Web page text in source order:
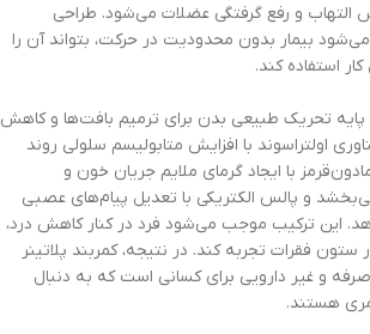
و رفع گرفتگی عضلات می‌شود. طراحی
بیمار بدون محدودیت در حرکت، بتواند آن را
استفاده کند.
پایه تحریک طبیعی بدن برای ترمیم بافت‌ها و کاهش
اولتراسوند با افزایش متابولیسم سلولی روند
با ایجاد گرمای ملایم جریان خون و
و پالس الکتریکی با تعدیل پیام‌های عصبی
این ترکیب موجب می‌شود فرد در کنار کاهش درد،
فقرات تجربه کند. در نتیجه، کمربند پلاتینر
و غیر دارویی برای کسانی است که به دنبال
هستند.